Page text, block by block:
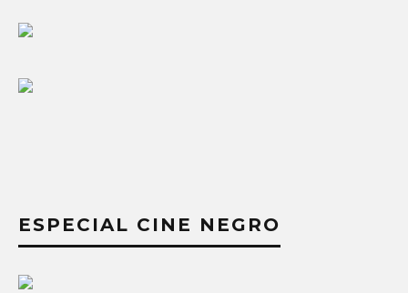
ESPECIAL CINE NEGRO